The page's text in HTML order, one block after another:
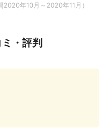
2020年10月～2020年11月）
・評判